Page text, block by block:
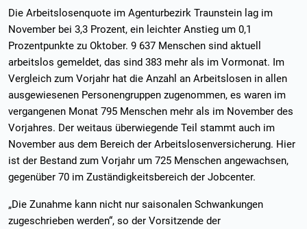
Die Arbeitslosenquote im Agenturbezirk Traunstein lag im
November bei 3,3 Prozent, ein leichter Anstieg um 0,1
Prozentpunkte zu Oktober. 9 637 Menschen sind aktuell
arbeitslos gemeldet, das sind 383 mehr als im Vormonat. Im
Vergleich zum Vorjahr hat die Anzahl an Arbeitslosen in allen
ausgewiesenen Personengruppen zugenommen, es waren im
vergangenen Monat 795 Menschen mehr als im November des
Vorjahres. Der weitaus überwiegende Teil stammt auch im
November aus dem Bereich der Arbeitslosenversicherung. Hier
ist der Bestand zum Vorjahr um 725 Menschen angewachsen,
gegenüber 70 im Zuständigkeitsbereich der Jobcenter.
„Die Zunahme kann nicht nur saisonalen Schwankungen
zugeschrieben werden“, so der Vorsitzende der